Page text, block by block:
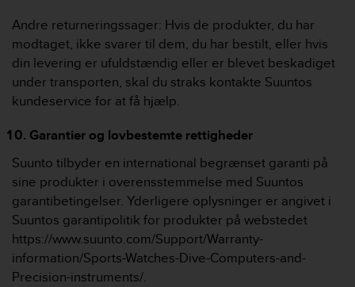
Andre returneringssager: Hvis de produkter, du har
modtaget, ikke svarer til dem, du har bestilt, eller hvis
din levering er ufuldstændig eller er blevet beskadiget
under transporten, skal du straks kontakte Suuntos
kundeservice for at få hjælp.
Garantier og lovbestemte rettigheder
Suunto tilbyder en international begrænset garanti på
sine produkter i overensstemmelse med Suuntos
garantibetingelser. Yderligere oplysninger er angivet i
Suuntos garantipolitik for produkter på webstedet
https://www.suunto.com/Support/Warranty-
information/Sports-Watches-Dive-Computers-and-
Precision-instruments/.